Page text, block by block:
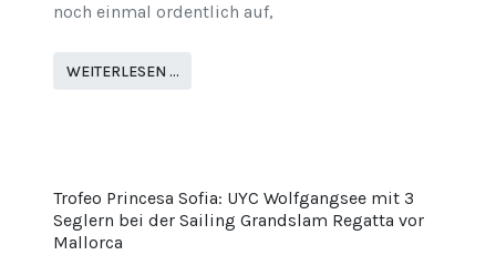
noch einmal ordentlich auf,
WEITERLESEN …
Trofeo Princesa Sofia: UYC Wolfgangsee mit 3
Seglern bei der Sailing Grandslam Regatta vor
Mallorca